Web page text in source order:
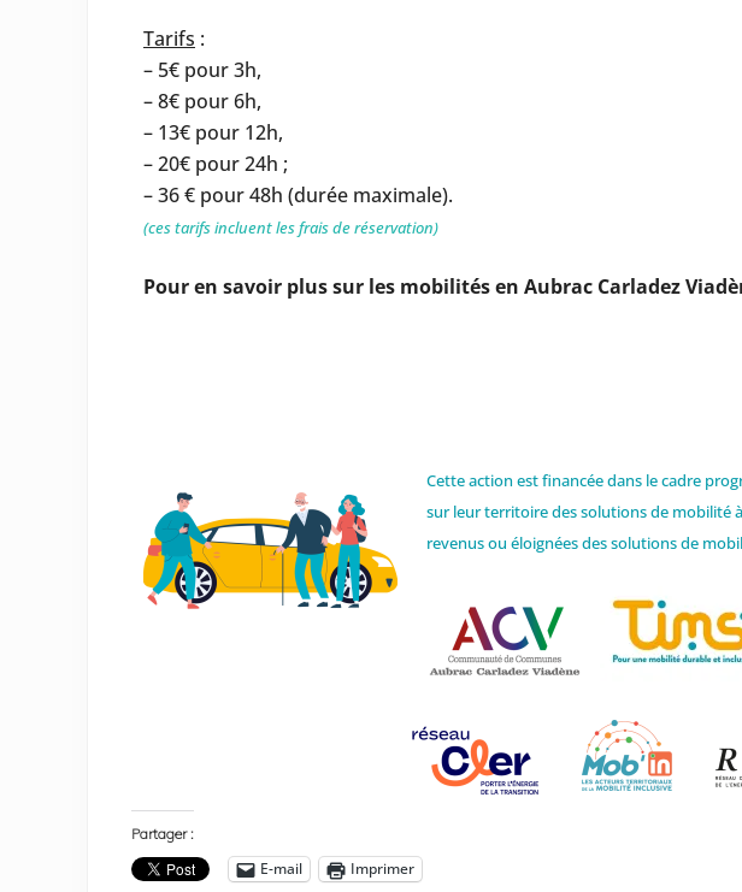
Tarifs :
– 5€ pour 3h,
– 8€ pour 6h,
– 13€ pour 12h,
– 20€ pour 24h ;
– 36 € pour 48h (durée maximale).
(ces tarifs incluent les frais de réservation)
Pour en savoir plus sur les mobilités en Aubrac Carladez
Cette action est financée dans le cadre
sur leur territoire des solutions de mobilité
revenus ou éloignées des solutions de
Partager :
E-mail Imprimer